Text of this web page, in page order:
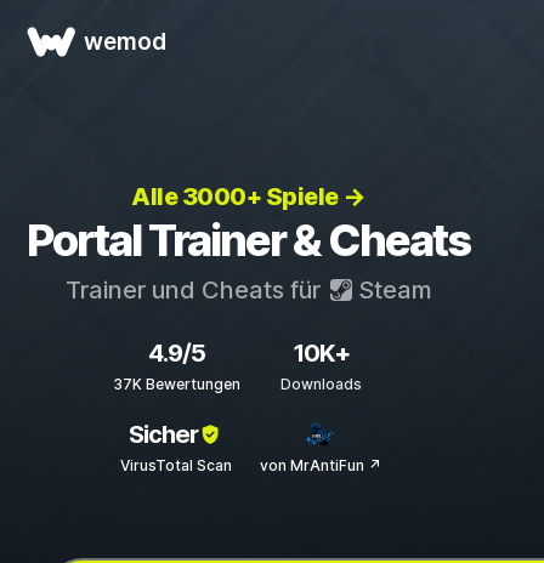
wemod
Alle 3000+ Spiele →
Portal Trainer & Cheats
Trainer und Cheats für Steam
4.9/5
37K Bewertungen
10K+
Downloads
Sicher
VirusTotal Scan von MrAntiFun ↗